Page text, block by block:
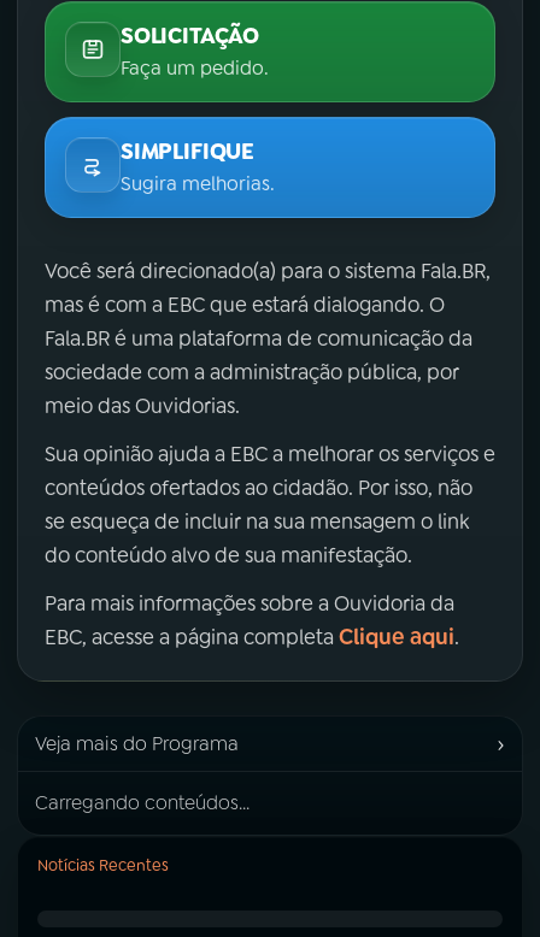
SOLICITAÇÃO
Faça um pedido.
SIMPLIFIQUE
Sugira melhorias.
Você será direcionado(a) para o sistema Fala.BR,
mas é com a EBC que estará dialogando. O
Fala.BR é uma plataforma de comunicação da
sociedade com a administração pública, por
meio das Ouvidorias.
Sua opinião ajuda a EBC a melhorar os serviços e
conteúdos ofertados ao cidadão. Por isso, não
se esqueça de incluir na sua mensagem o link
do conteúdo alvo de sua manifestação.
Para mais informações sobre a Ouvidoria da
EBC, acesse a página completa Clique aqui.
Veja mais do Programa ›
Carregando conteúdos...
Notícias Recentes